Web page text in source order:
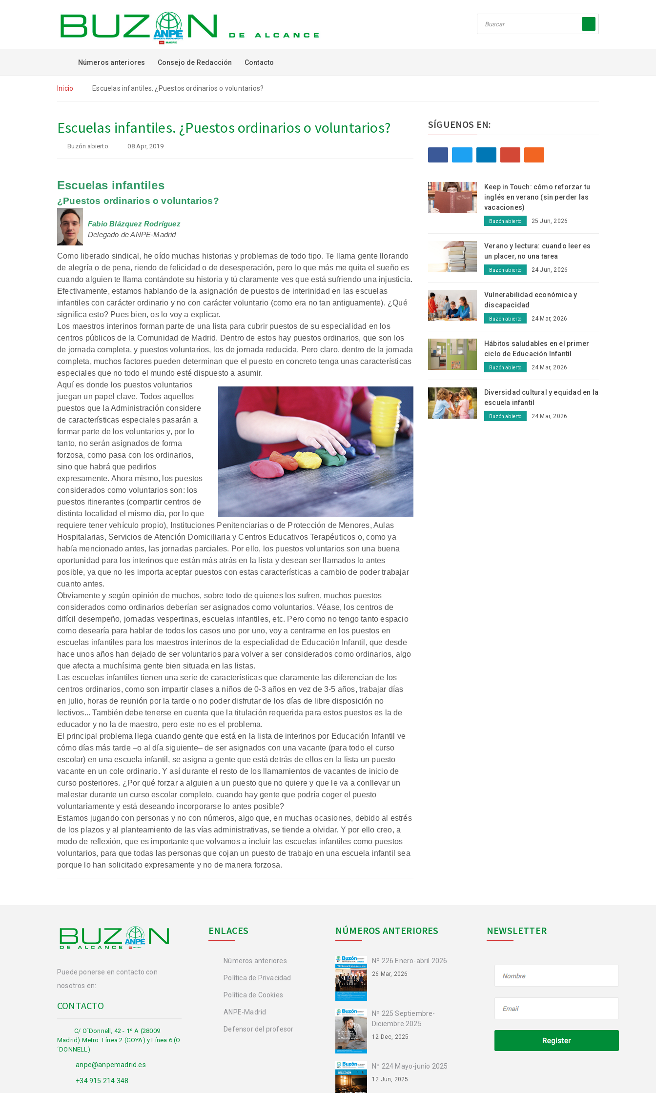
Números anteriores Consejo de Redacción Contacto
Inicio Escuelas infantiles. ¿Puestos ordinarios o voluntarios?
Escuelas infantiles. ¿Puestos ordinarios o voluntarios?
Buzón abierto 08 Apr, 2019
Escuelas infantiles
¿Puestos ordinarios o voluntarios?
Fabio Blázquez Rodríguez
Delegado de ANPE-Madrid
Como liberado sindical, he oído muchas historias y problemas de todo tipo. Te llama gente llorando
de alegría o de pena, riendo de felicidad o de desesperación, pero lo que más me quita el sueño es
cuando alguien te llama contándote su historia y tú claramente ves que está sufriendo una injusticia.
Efectivamente, estamos hablando de la asignación de puestos de interinidad en las escuelas
infantiles con carácter ordinario y no con carácter voluntario (como era no tan antiguamente). ¿Qué
significa esto? Pues bien, os lo voy a explicar.
Los maestros interinos forman parte de una lista para cubrir puestos de su especialidad en los
centros públicos de la Comunidad de Madrid. Dentro de estos hay puestos ordinarios, que son los
de jornada completa, y puestos voluntarios, los de jornada reducida. Pero claro, dentro de la jornada
completa, muchos factores pueden determinan que el puesto en concreto tenga unas características
especiales que no todo el mundo esté dispuesto a asumir.
Aquí es donde los puestos voluntarios
juegan un papel clave. Todos aquellos
puestos que la Administración considere
de características especiales pasarán a
formar parte de los voluntarios y, por lo
tanto, no serán asignados de forma
forzosa, como pasa con los ordinarios,
sino que habrá que pedirlos
expresamente. Ahora mismo, los puestos
considerados como voluntarios son: los
puestos itinerantes (compartir centros de
distinta localidad el mismo día, por lo que
requiere tener vehículo propio), Instituciones Penitenciarias o de Protección de Menores, Aulas
Hospitalarias, Servicios de Atención Domiciliaria y Centros Educativos Terapéuticos o, como ya
había mencionado antes, las jornadas parciales. Por ello, los puestos voluntarios son una buena
oportunidad para los interinos que están más atrás en la lista y desean ser llamados lo antes
posible, ya que no les importa aceptar puestos con estas características a cambio de poder trabajar
cuanto antes.
Obviamente y según opinión de muchos, sobre todo de quienes los sufren, muchos puestos
considerados como ordinarios deberían ser asignados como voluntarios. Véase, los centros de
difícil desempeño, jornadas vespertinas, escuelas infantiles, etc. Pero como no tengo tanto espacio
como desearía para hablar de todos los casos uno por uno, voy a centrarme en los puestos en
escuelas infantiles para los maestros interinos de la especialidad de Educación Infantil, que desde
hace unos años han dejado de ser voluntarios para volver a ser considerados como ordinarios, algo
que afecta a muchísima gente bien situada en las listas.
Las escuelas infantiles tienen una serie de características que claramente las diferencian de los
centros ordinarios, como son impartir clases a niños de 0-3 años en vez de 3-5 años, trabajar días
en julio, horas de reunión por la tarde o no poder disfrutar de los días de libre disposición no
lectivos... También debe tenerse en cuenta que la titulación requerida para estos puestos es la de
educador y no la de maestro, pero este no es el problema.
El principal problema llega cuando gente que está en la lista de interinos por Educación Infantil ve
cómo días más tarde –o al día siguiente– de ser asignados con una vacante (para todo el curso
escolar) en una escuela infantil, se asigna a gente que está detrás de ellos en la lista un puesto
vacante en un cole ordinario. Y así durante el resto de los llamamientos de vacantes de inicio de
curso posteriores. ¿Por qué forzar a alguien a un puesto que no quiere y que le va a conllevar un
malestar durante un curso escolar completo, cuando hay gente que podría coger el puesto
voluntariamente y está deseando incorporarse lo antes posible?
Estamos jugando con personas y no con números, algo que, en muchas ocasiones, debido al estrés
de los plazos y al planteamiento de las vías administrativas, se tiende a olvidar. Y por ello creo, a
modo de reflexión, que es importante que volvamos a incluir las escuelas infantiles como puestos
voluntarios, para que todas las personas que cojan un puesto de trabajo en una escuela infantil sea
porque lo han solicitado expresamente y no de manera forzosa.
SÍGUENOS EN:
Keep in Touch: cómo reforzar tu
inglés en verano (sin perder las
vacaciones)
Buzón abierto 25 Jun, 2026
Verano y lectura: cuando leer es
un placer, no una tarea
Buzón abierto 24 Jun, 2026
Vulnerabilidad económica y
discapacidad
Buzón abierto 24 Mar, 2026
Hábitos saludables en el primer
ciclo de Educación Infantil
Buzón abierto 24 Mar, 2026
Diversidad cultural y equidad en la
escuela infantil
Buzón abierto 24 Mar, 2026
Puede ponerse en contacto con
nosotros en:
CONTACTO
C/ O´Donnell, 42 - 1º A (28009
Madrid) Metro: Línea 2 (GOYA) y Línea 6 (O
´DONNELL)
anpe@anpemadrid.es
+34 915 214 348
ENLACES
Números anteriores
Política de Privacidad
Política de Cookies
ANPE-Madrid
Defensor del profesor
NÚMEROS ANTERIORES
Nº 226 Enero-abril 2026
26 Mar, 2026
Nº 225 Septiembre-
Diciembre 2025
12 Dec, 2025
Nº 224 Mayo-junio 2025
12 Jun, 2025
NEWSLETTER